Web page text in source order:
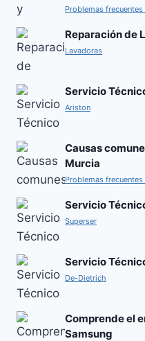
Problemas
Reparación de
Lavadoras
Servicio
Ariston
Causas
Murcia
Problemas
Servicio
Superser
Servicio
De-Dietrich
Comprende el
Samsung